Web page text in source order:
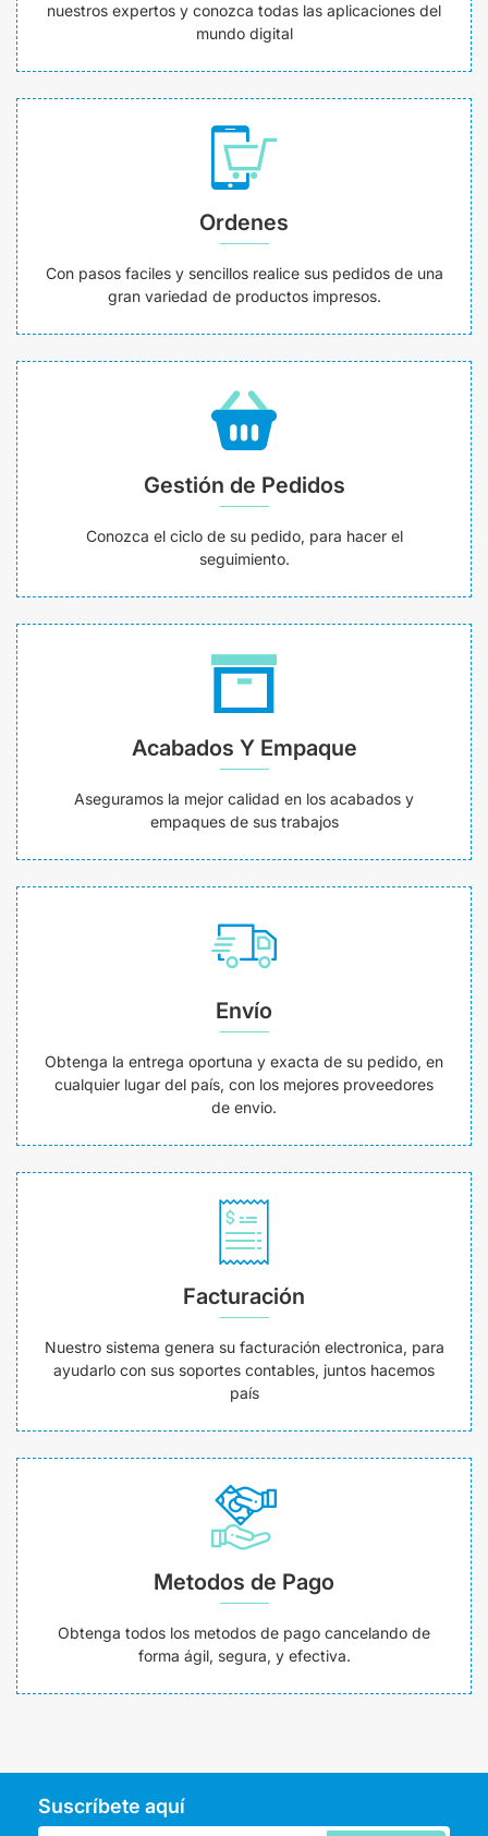
nuestros expertos y conozca todas las aplicaciones del
mundo digital
Ordenes
Con pasos faciles y sencillos realice sus pedidos de una
gran variedad de productos impresos.
Gestión de Pedidos
Conozca el ciclo de su pedido, para hacer el
seguimiento.
Acabados Y Empaque
Aseguramos la mejor calidad en los acabados y
empaques de sus trabajos
Envío
Obtenga la entrega oportuna y exacta de su pedido, en
cualquier lugar del país, con los mejores proveedores
de envio.
Facturación
Nuestro sistema genera su facturación electronica, para
ayudarlo con sus soportes contables, juntos hacemos
país
Metodos de Pago
Obtenga todos los metodos de pago cancelando de
forma ágil, segura, y efectiva.
Suscríbete aquí